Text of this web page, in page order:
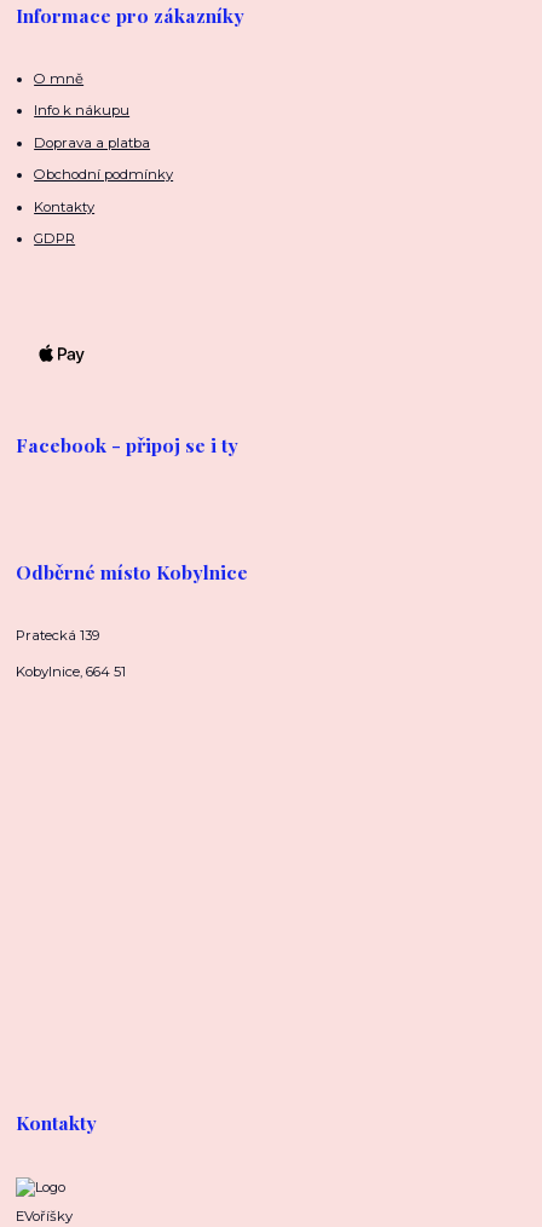
Informace pro zákazníky
O mně
Info k nákupu
Doprava a platba
Obchodní podmínky
Kontakty
GDPR
Facebook - připoj se i ty
Odběrné místo Kobylnice
Pratecká 139
Kobylnice, 664 51
Kontakty
EVoříšky